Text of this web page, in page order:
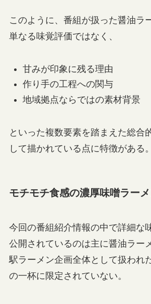
このように、番組が扱った醤油ラ
単なる味覚評価ではなく、
甘みが印象に残る理由
作り手の工程への関与
地域拠点ならではの素材背景
といった複数要素を踏まえた総合
して描かれている点に特徴がある。
モチモチ食感の濃厚味噌ラー
今回の番組紹介情報の中で詳細な
公開されているのは主に醤油ラー
駅ラーメン企画全体として扱われ
の一杯に限定されていない。